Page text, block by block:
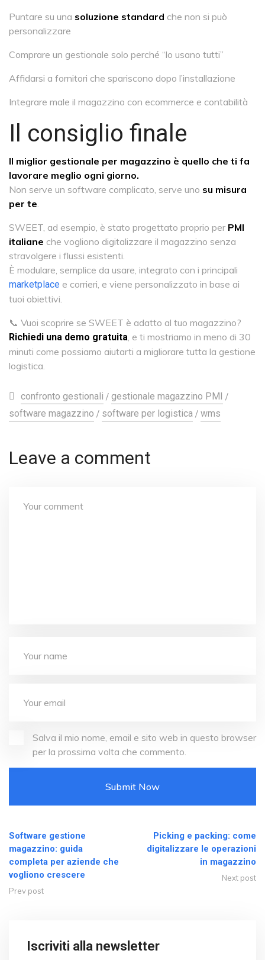
Puntare su una soluzione standard che non si può
personalizzare
Comprare un gestionale solo perché “lo usano tutti”
Affidarsi a fornitori che spariscono dopo l’installazione
Integrare male il magazzino con ecommerce e contabilità
Il consiglio finale
Il miglior gestionale per magazzino è quello che ti fa
lavorare meglio ogni giorno.
Non serve un software complicato, serve uno su misura
per te.
SWEET, ad esempio, è stato progettato proprio per PMI
italiane che vogliono digitalizzare il magazzino senza
stravolgere i flussi esistenti.
È modulare, semplice da usare, integrato con i principali
marketplace e corrieri, e viene personalizzato in base ai
tuoi obiettivi.
📞 Vuoi scoprire se SWEET è adatto al tuo magazzino?
Richiedi una demo gratuita, e ti mostriamo in meno di 30
minuti come possiamo aiutarti a migliorare tutta la gestione
logistica.
confronto gestionali / gestionale magazzino PMI /
software magazzino / software per logistica / wms
Leave a comment
Salva il mio nome, email e sito web in questo browser
per la prossima volta che commento.
Software gestione
magazzino: guida
completa per aziende che
vogliono crescere
Prev post
Picking e packing: come
digitalizzare le operazioni
in magazzino
Next post
Iscriviti alla newsletter